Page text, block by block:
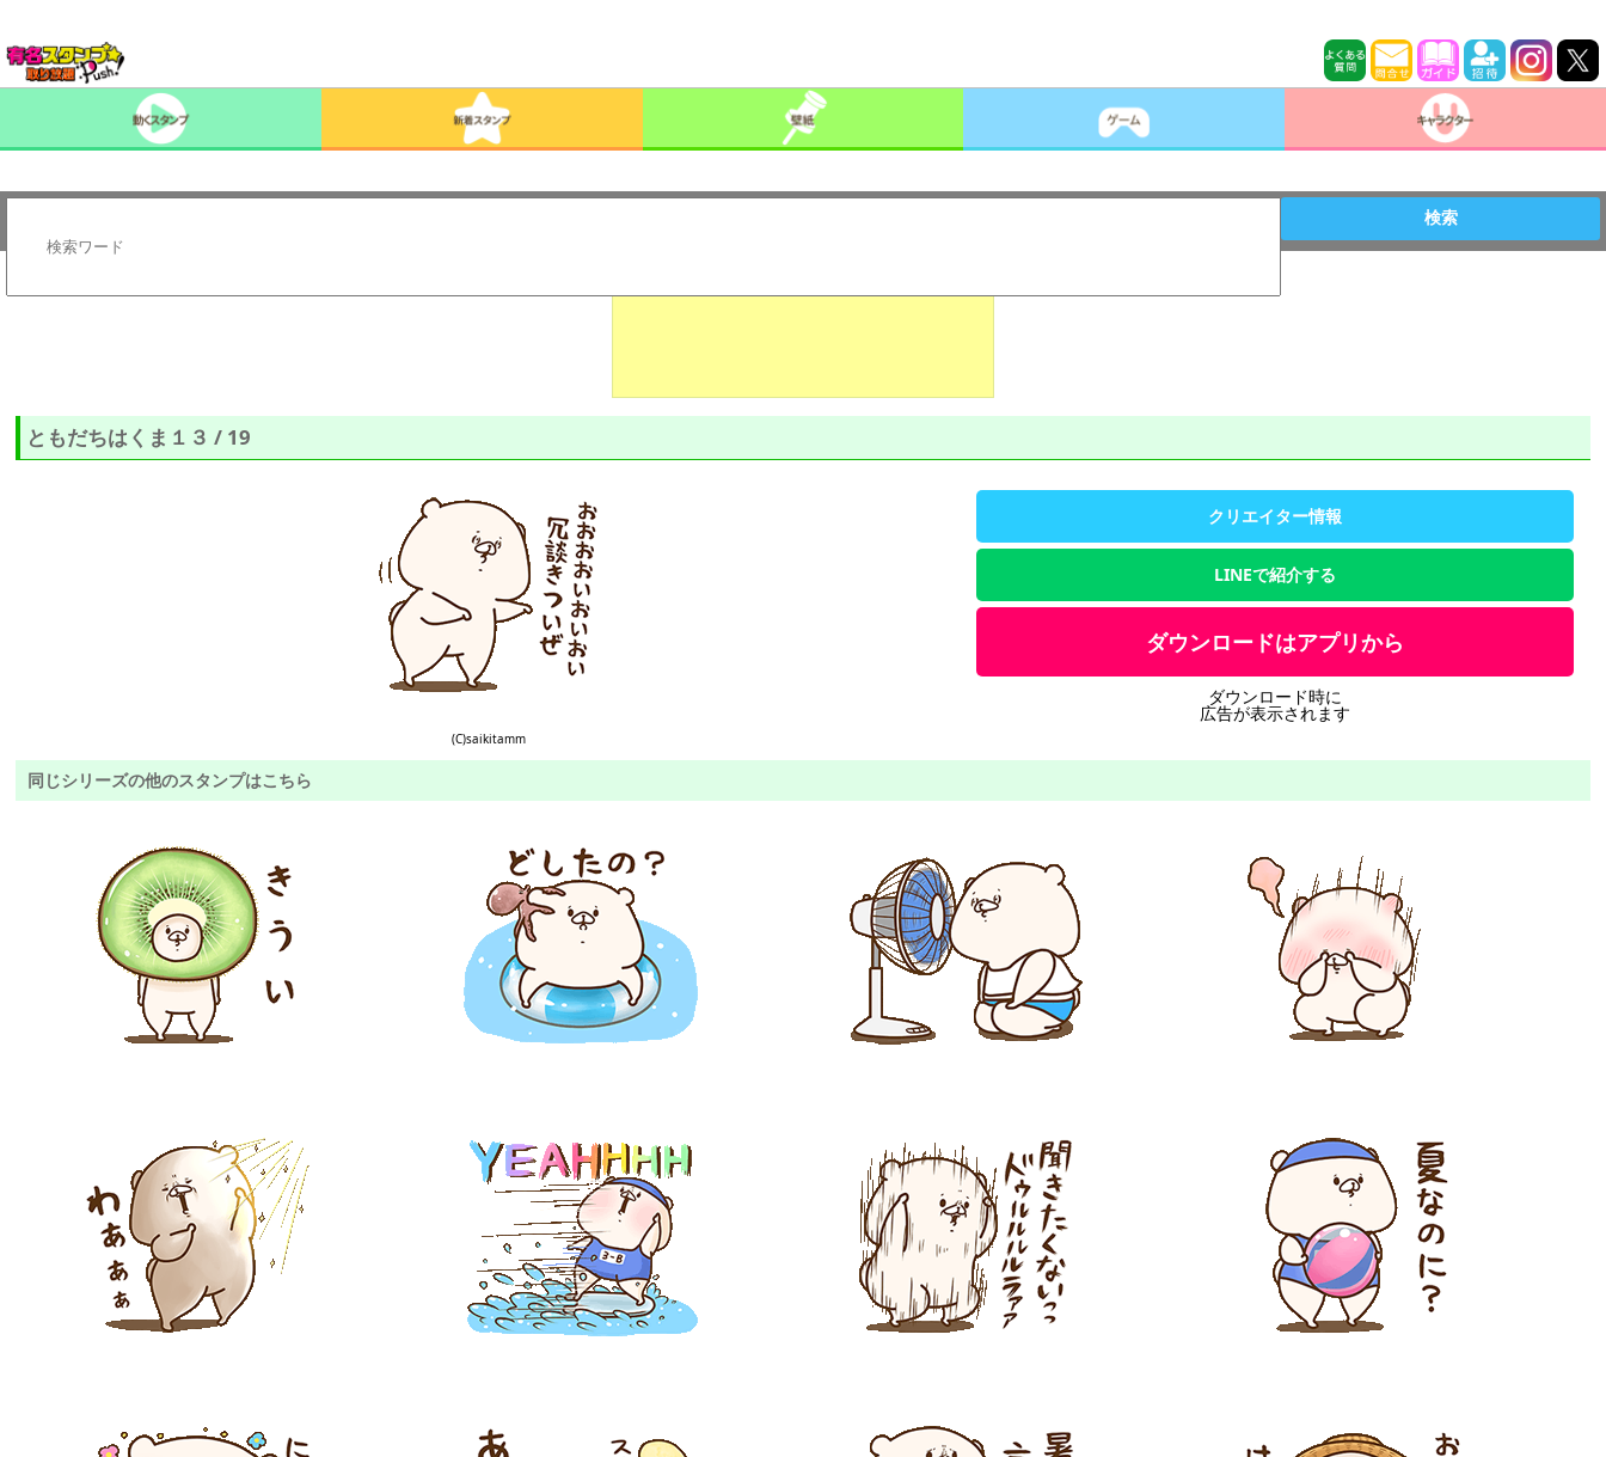
検索
ともだちはくま１３ / 19
(C)saikitamm
クリエイター情報
LINEで紹介する
ダウンロードはアプリから
ダウンロード時に
広告が表示されます
同じシリーズの他のスタンプはこちら